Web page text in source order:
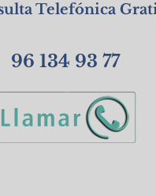
Telefónica
96 134 93 77